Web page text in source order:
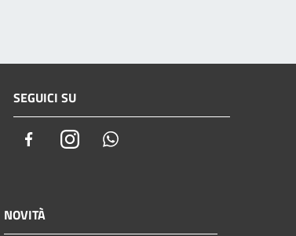
SEGUICI SU
FacebookInstagram
NOVITÀ